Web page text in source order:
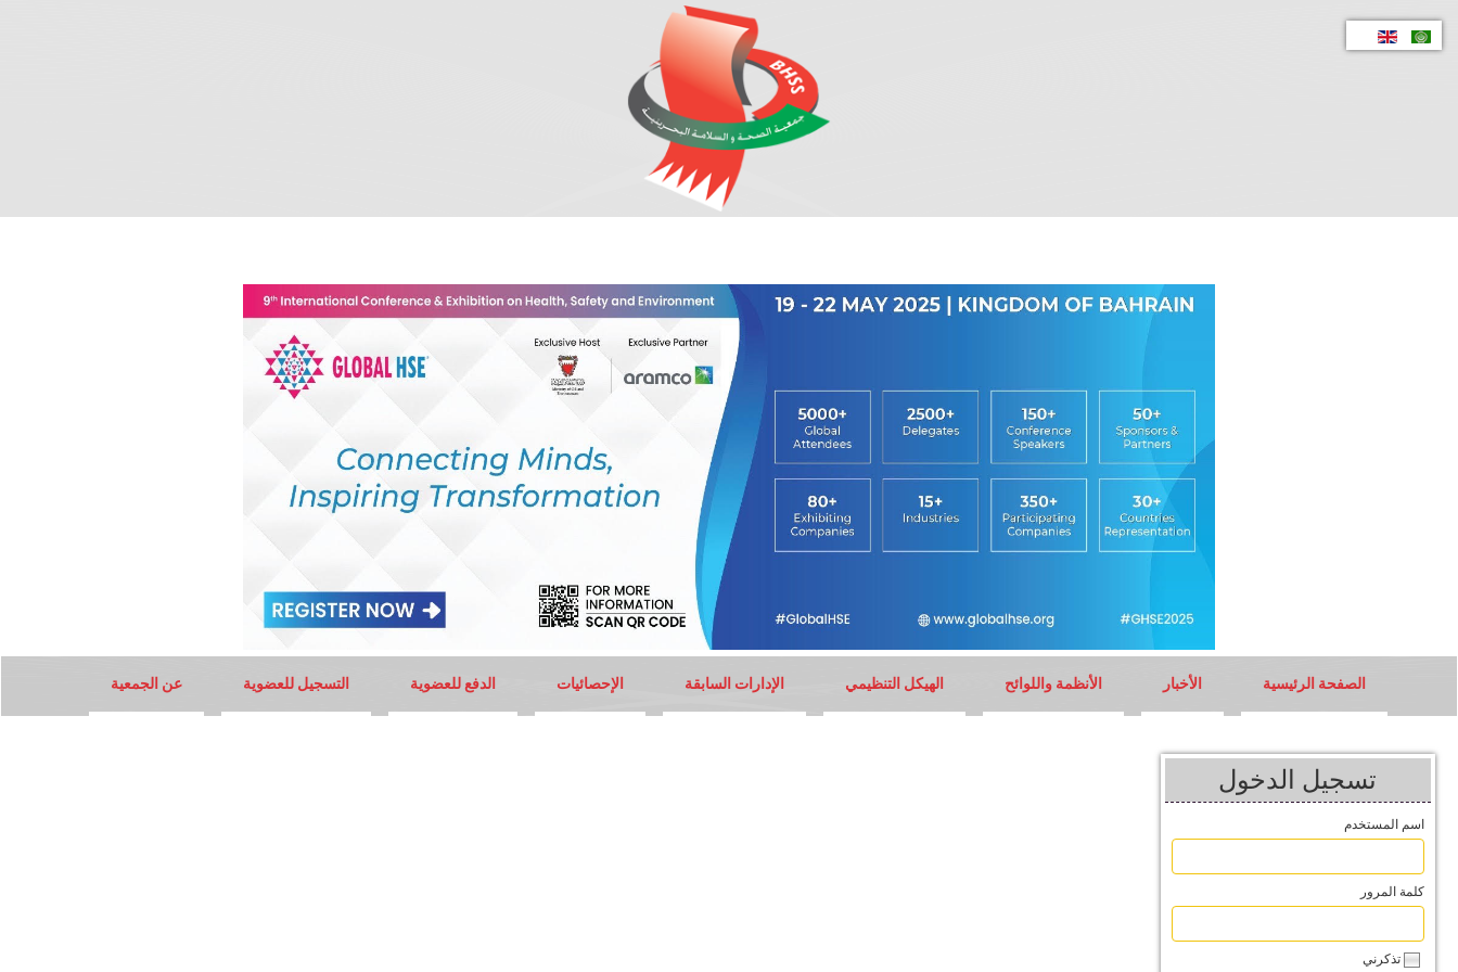
الصفحة الرئيسية الأخبار الأنظمة واللوائح الهيكل التنظيمي الإدارات السابقة الإحصائيات الدفع للعضوية التسجيل للعضوية عن الجمعية
تسجيل الدخول
اسم المستخدم
كلمة المرور
تذكرني